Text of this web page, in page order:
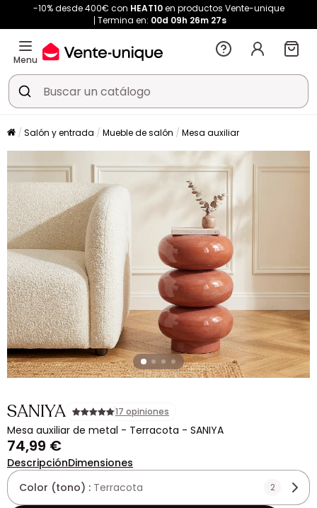
-10% desde 400€ con HEAT10en productos Vente-unique
Termina en: 00d 09h 26m 26s
Menu
Salón y entrada Mueble de salón Mesa auxiliar
SANIYA 17 opiniones
Mesa auxiliar de metal - Terracota - SANIYA
74,99 €
DescripciónDimensiones
Color (tono) : Terracota 2